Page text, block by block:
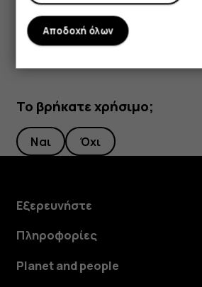
Drive.
Το βρήκατε χρήσιμο;
Ναι Όχι
Εξερευνήστε
Πληροφορίες
Planet and people
Αποδοχή όλων